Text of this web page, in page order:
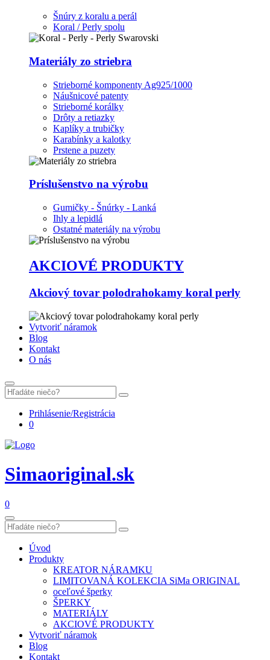
Šnúry z koralu a perál
Koral / Perly spolu
Materiály zo striebra
Strieborné komponenty Ag925/1000
Náušnicové patenty
Strieborné korálky
Drôty a retiazky
Kaplíky a trubičky
Karabínky a kalotky
Prstene a puzety
Príslušenstvo na výrobu
Gumičky - Šnúrky - Lanká
Ihly a lepidlá
Ostatné materiály na výrobu
AKCIOVÉ PRODUKTY
Akciový tovar polodrahokamy koral perly
Vytvoriť náramok
Blog
Kontakt
O nás
Prihlásenie/Registrácia
0
Simaoriginal.sk
0
Úvod
Produkty
KREATOR NÁRAMKU
LIMITOVANÁ KOLEKCIA SiMa ORIGINAL
oceľové šperky
ŠPERKY
MATERIÁLY
AKCIOVÉ PRODUKTY
Vytvoriť náramok
Blog
Kontakt